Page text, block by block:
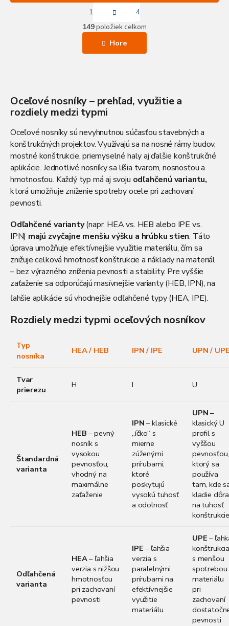
O
v
l
e
v
k
y
v
ý
p
i
s
S
t
r
á
n
k
e
1
4
149položiek celkom
Hore
Oceľové nosníky – prehľad, využitie a
rozdiely medzi typmi
Oceľové nosníky sú nevyhnutnou súčasťou stavebných a
konštrukčných projektov. Využívajú sa na nosné rámy budov,
mostné konštrukcie, priemyselné haly aj ďalšie konštrukčné
aplikácie. Jednotlivé nosníky sa líšia tvarom, nosnosťou a
hmotnosťou. Každý typ má aj svoju odľahčenú variantu,
ktorá umožňuje zníženie spotreby ocele pri zachovaní
pevnosti.
Odľahčené varianty(napr. HEA vs. HEB alebo IPE vs.
IPN) majú zvyčajne menšiu výšku a hrúbku stien. Táto
úprava umožňuje efektívnejšie využitie materiálu, čím sa
znižuje celková hmotnosť konštrukcie a náklady na materiál
– bez výrazného zníženia pevnosti a stability. Pre vyššie
zaťaženie sa odporúčajú masívnejšie varianty (HEB, IPN), na
ľahšie aplikácie sú vhodnejšie odľahčené typy (HEA, IPE).
Rozdiely medzi typmi oceľových nosníkov
Typ
nosníka
HEA / HEB IPN / IPE UPN /
Tvar
prierezu
H I U
Štandardná
varianta
HEB – pevný
nosník s
vysokou
pevnosťou,
vhodný na
maximálne
zaťaženie
IPN – klasické
„íčko“ s
mierne
zúženými
prírubami,
ktoré
poskytujú
vysokú tuhosť
a odolnosť
UPN –
klasický U
profil s
vyššou
pevnosťou,
ktorý sa
používa
tam, kde
kladie
na tuhosť
Odľahčená
varianta
HEA– ľahšia
verzia s nižšou
hmotnosťou
pri zachovaní
pevnosti
IPE – ľahšia
verzia s
paralelnými
prírubami na
efektívnejšie
využitie
materiálu
UPE –
s menšou
spotrebou
materiálu
pri
zachovaní
pevnosti